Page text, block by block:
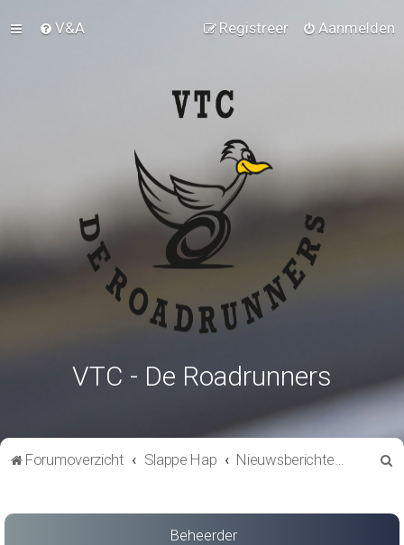
V&A Aanmelden
Registreer
VTC - De Roadrunners
Forumoverzicht Slappe Hap Nieuwsberichten & Updates
Beheerder